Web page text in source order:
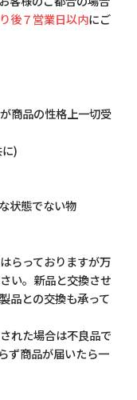
後７営業日以内にご
商品の性格上一切受
)
状態でない物
らっておりますが万
い。新品と交換させ
品との交換も承って
れた場合は不良品で
ず商品が届いたら一